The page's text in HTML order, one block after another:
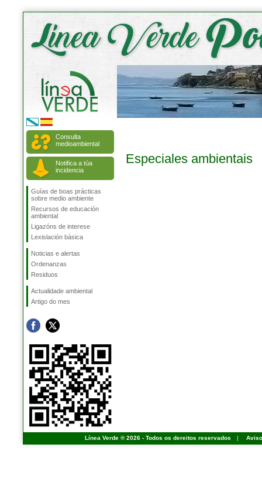
Consulta
medioambiental
Notifica a túa
incidencia
Guías de boas prácticas
sobre medio ambiente
Recursos de educación
ambiental
Ligazóns de interese
Lexislación básica
Noticias e alertas
Ordenanzas
Residuos
Actualidade ambiental
Artigo do mes
Especiales ambientais
Línea Verde ® 2026 - Todos os dereitos reservados |